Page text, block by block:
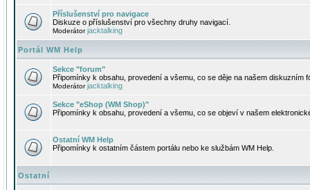
Příslušenství pro navigace
Diskuze o příslušenství pro všechny druhy navigací.
Moderátorjacktalking
Portál WM Help
Sekce "forum"
Připomínky k obsahu, provedení a všemu, co se děje na našem diskuzním
Moderátorjacktalking
Sekce "eShop (WM Shop)"
Připomínky k obsahu, provedení a všemu, co se objeví v našem
Ostatní WM Help
Připomínky k ostatním částem portálu nebo ke službám WM Help.
Ostatní